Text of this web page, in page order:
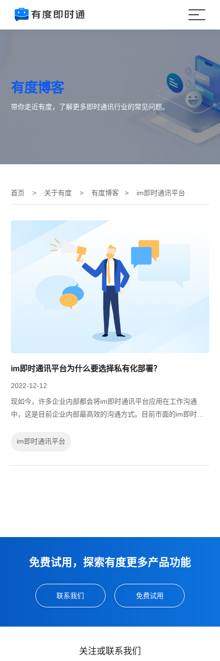
有度博客
带你走近有度，了解更多即时通讯行业的常见问题。
首页 > 关于有度 >有度博客 > im即时通讯平台
im即时通讯平台为什么要选择私有化部署？
2022-12-12
现如今，许多企业内部都会将im即时通讯平台应用在工作沟通
中，这是目前企业内部最高效的沟通方式。目前市面的im即时通
点，但建议企业最好选择私有化部署的...
im即时通讯平台
免费试用，探索有度更多产品功能
联系我们 免费试用
关注或联系我们